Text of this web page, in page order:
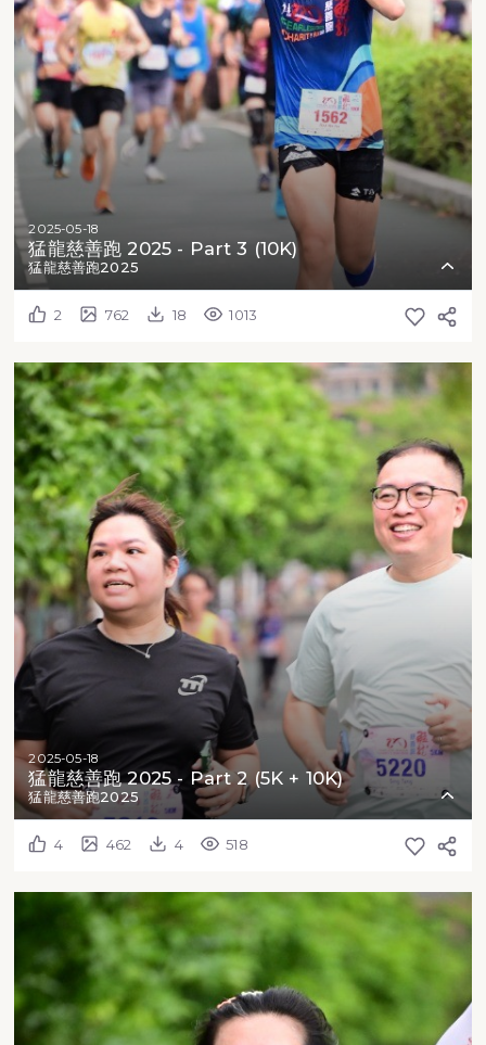
2025-05-18
猛龍慈善跑 2025 - Part 3 (10K)
猛龍慈善跑2025
2 762 18 1013
2025-05-18
猛龍慈善跑 2025 - Part 2 (5K + 10K)
猛龍慈善跑2025
4 462 4 518